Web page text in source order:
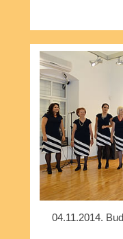
04.11.2014.